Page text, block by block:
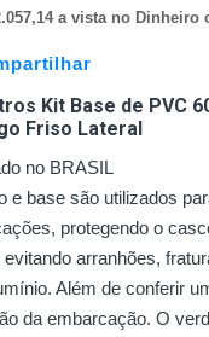
a vista no Dinheiro
Kit Base de PVC
Friso Lateral
no BRASIL
e base são utilizados
protegendo o
evitando arranhões,
Além de conferir
da embarcação. O